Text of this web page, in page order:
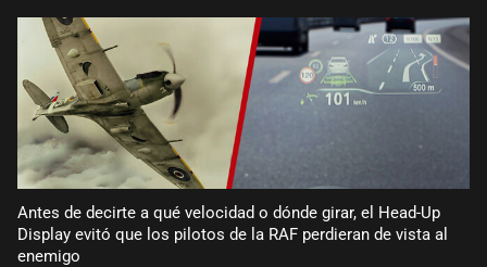
Antes de decirte a qué velocidad o dónde girar, el Head-Up
Display evitó que los pilotos de la RAF perdieran de vista al
enemigo